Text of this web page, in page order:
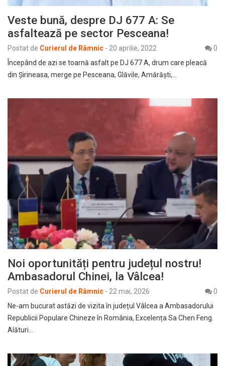
Veste bună, despre DJ 677 A: Se
asfaltează pe sector Pesceana!
Postat de Curierul de Râmnic - 20 aprilie, 2022
0
Începând de azi se toarnă asfalt pe DJ 677 A, drum care pleacă
din Șirineasa, merge pe Pesceana, Glăvile, Amărăști,…
Noi oportunități pentru județul nostru!
Ambasadorul Chinei, la Vâlcea!
Postat de Curierul de Râmnic - 22 mai, 2026
0
​Ne-am bucurat astăzi de vizita în județul Vâlcea a Ambasadorului
Republicii Populare Chineze în România, Excelența Sa Chen Feng. ​
Alături…